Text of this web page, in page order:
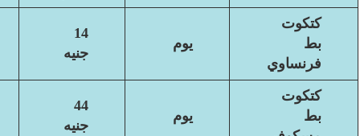
كتكوت
بط
فرنساوي
يوم
14
جنيه
كتكوت
بط
يوم
44
جنيه